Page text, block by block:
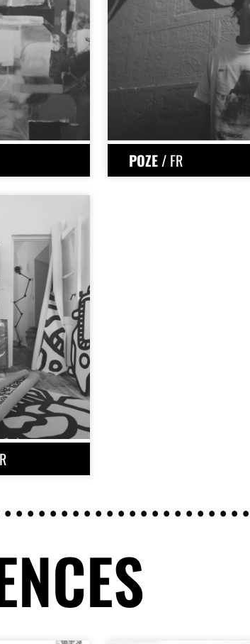
POZE / FR